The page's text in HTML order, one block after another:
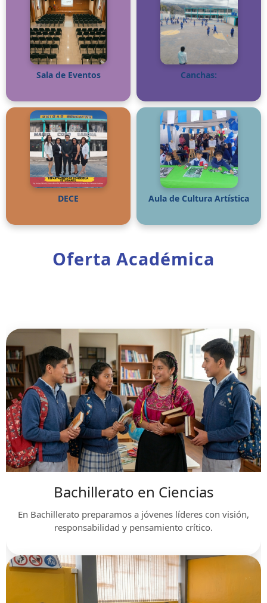
Sala de Eventos Canchas:
DECE Aula de Cultura Artística
Oferta Académica
Bachillerato en Ciencias
En Bachillerato preparamos a jóvenes líderes con visión,
responsabilidad y pensamiento crítico.